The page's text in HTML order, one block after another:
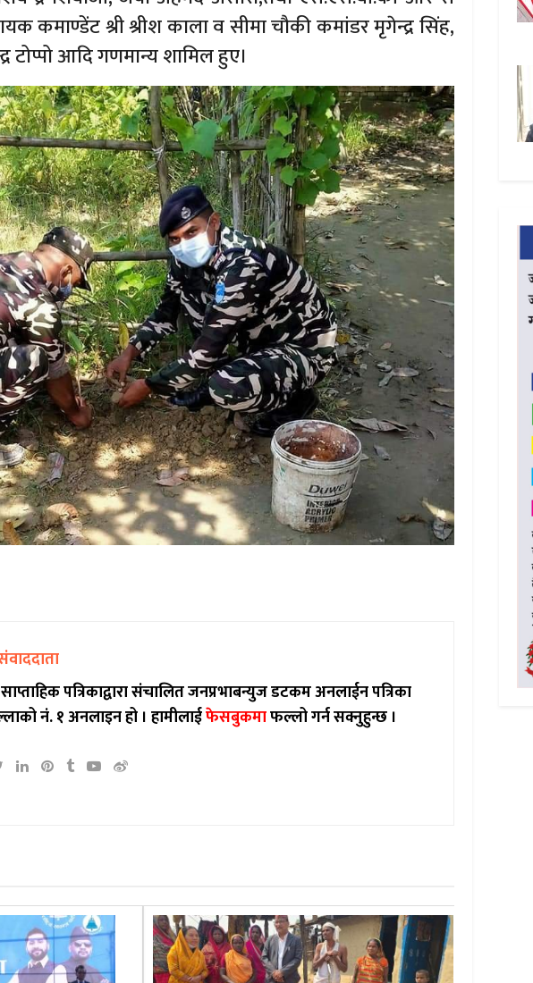
कमाण्डेंट श्री श्रीश काला व सीमा चौकी कमांडर मृगेन्द्र सिंह,
टोप्पो आदि गणमान्य शामिल हुए।
पत्रिकाद्वारा संचालित जनप्रभाबन्युज डटकम अनलाईन पत्रिका
नं. १ अनलाइन हो ।हामीलाईफेसबुकमाफल्लो गर्न सक्नुहुन्छ ।